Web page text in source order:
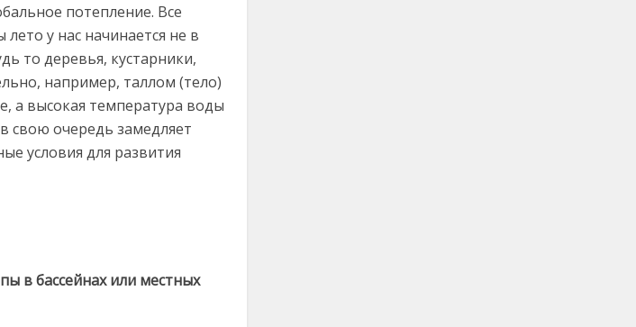
потепление. Все
у нас начинается не в
то деревья, кустарники,
например, таллом (тело)
а высокая температура воды
свою очередь замедляет
условия для развития
в бассейнах или местных